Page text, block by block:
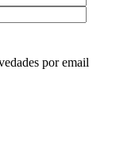
por email